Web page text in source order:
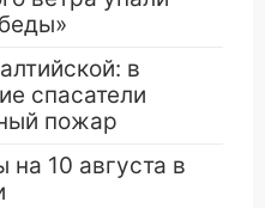
в
спасатели
пожар
на 10 августа в